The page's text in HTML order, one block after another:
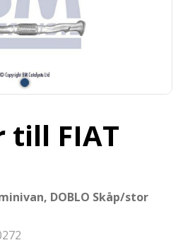
till FIAT
DOBLO Skåp/stor